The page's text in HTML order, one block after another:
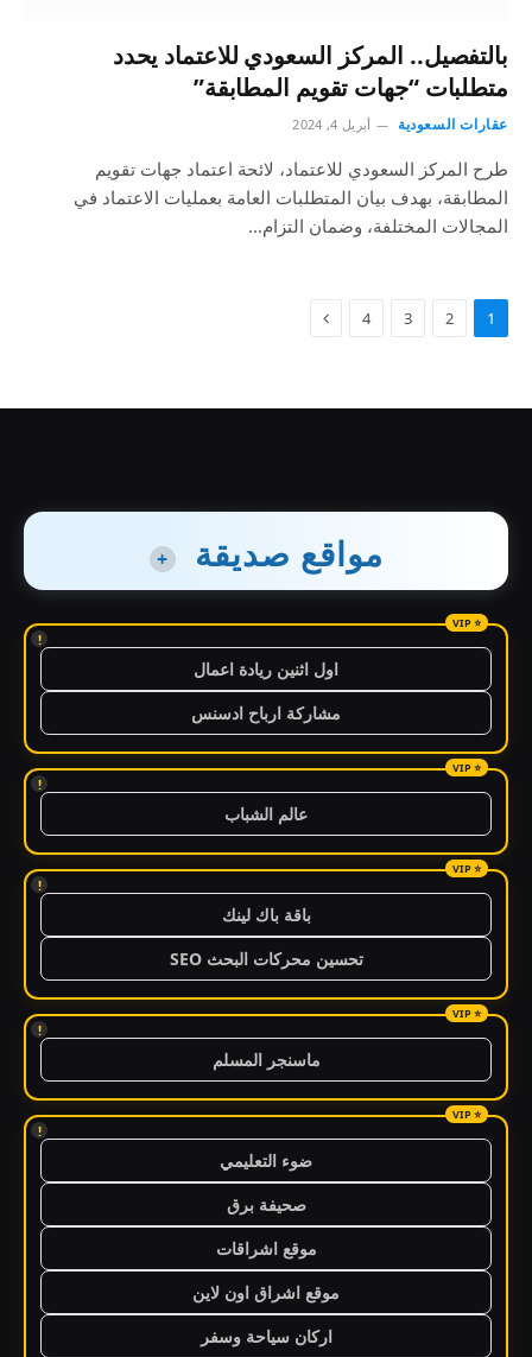
بالتفصيل.. المركز السعودي للاعتماد يحدد
متطلبات “جهات تقويم المطابقة”
عقارات السعودية أبريل 4, 2024
طرح المركز السعودي للاعتماد، لائحة اعتماد جهات تقويم
المطابقة، بهدف بيان المتطلبات العامة بعمليات الاعتماد في
المجالات المختلفة، وضمان التزام…
1
2
3
4
مواقع صديقة +
!
اول اثنين ريادة اعمال
مشاركة ارباح ادسنس
!
عالم الشباب
!
باقة باك لينك
تحسين محركات البحث SEO
!
ماسنجر المسلم
!
ضوء التعليمي
صحيفة برق
موقع اشراقات
موقع اشراق اون لاين
اركان سياحة وسفر